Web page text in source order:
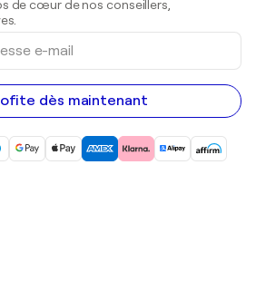
de cœur de nos conseillers,
dès maintenant